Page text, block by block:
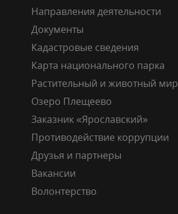
Направления деятельности
Документы
Кадастровые сведения
Карта национального парка
Растительный и животный мир
Озеро Плещеево
Заказник «Ярославский»
Противодействие коррупции
Друзья и партнеры
Вакансии
Волонтерство